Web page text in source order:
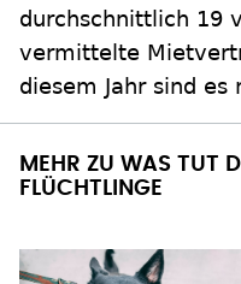
durchschnittlich 19
vermittelte
diesem Jahr sind es
MEHR ZU WAS TUT
FLÜCHTLINGE